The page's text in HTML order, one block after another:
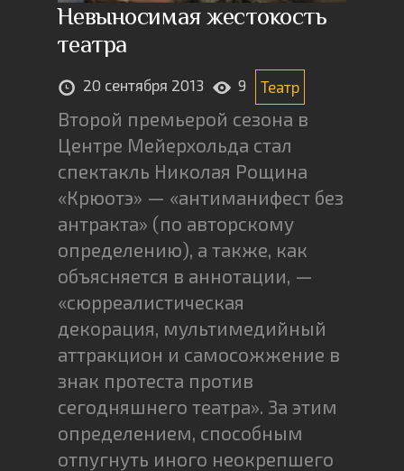
Невыносимая жестокость
театра
20 сентября 2013 9 Театр
Второй премьерой сезона в
Центре Мейерхольда стал
спектакль Николая Рощина
«Крюотэ» — «антиманифест без
антракта» (по авторскому
определению), а также, как
объясняется в аннотации, —
«сюрреалистическая
декорация, мультимедийный
аттракцион и самосожжение в
знак протеста против
сегодняшнего театра». За этим
определением, способным
отпугнуть иного неокрепшего